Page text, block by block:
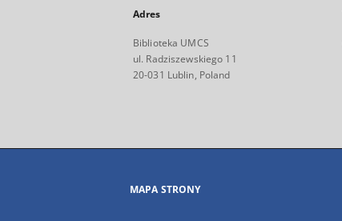
Adres
Biblioteka UMCS
ul. Radziszewskiego 11
20-031 Lublin, Poland
MAPA STRONY